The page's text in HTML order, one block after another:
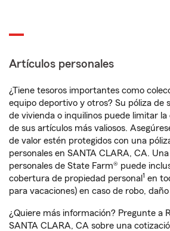
Artículos personales
¿Tiene tesoros importantes como
equipo deportivo y otros? Su póliza de
de vivienda o inquilinos puede limitar
de sus artículos más valiosos.
de valor estén protegidos con una
personales en SANTA CLARA, CA.
personales de State Farm® puede
cobertura de propiedad personal 1 en
para vacaciones) en caso de robo,
¿Quiere más información? Pregunte a
SANTA CLARA, CA sobre una